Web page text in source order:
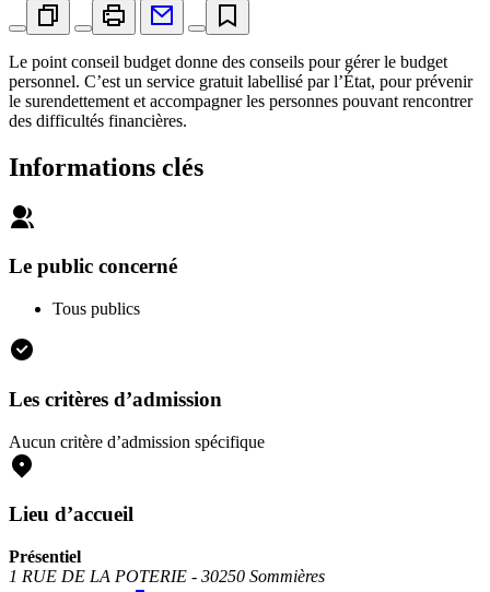
Le point conseil budget donne des conseils pour gérer le budget
personnel. C’est un service gratuit labellisé par l’État, pour prévenir
le surendettement et accompagner les personnes pouvant rencontrer
des difficultés financières.
Informations clés
Le public concerné
Tous publics
Les critères d’admission
Aucun critère d’admission spécifique
Lieu d’accueil
Présentiel
1 RUE DE LA POTERIE - 30250 Sommières